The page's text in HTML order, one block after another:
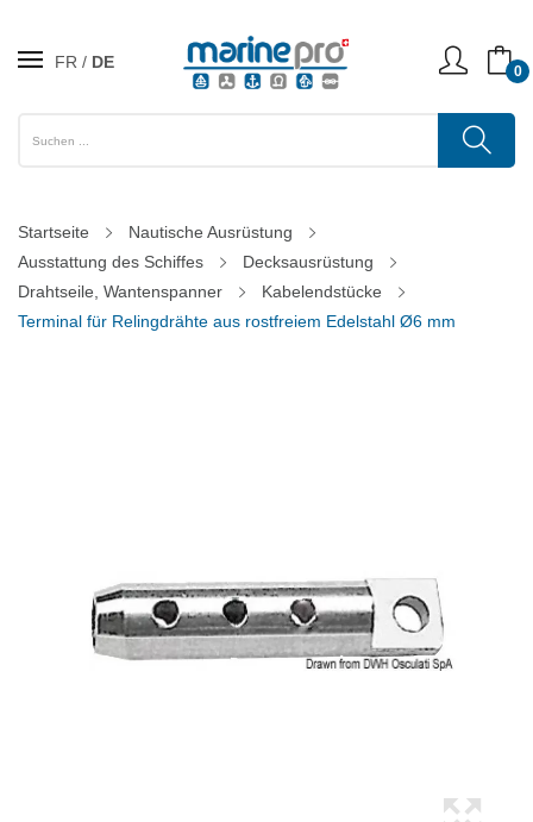
FR DE 0
Startseite
Nautische Ausrüstung
Ausstattung des Schiffes
Decksausrüstung
Drahtseile, Wantenspanner
Kabelendstücke
Terminal für Relingdrähte aus rostfreiem Edelstahl Ø6 mm